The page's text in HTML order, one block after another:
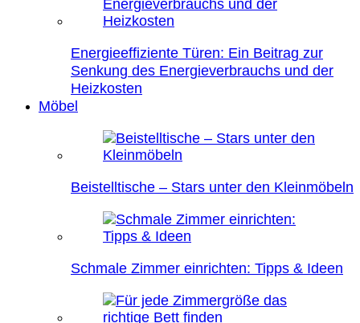
Energieeffiziente Türen: Ein Beitrag zur
Senkung des Energieverbrauchs und der
Heizkosten
Möbel
Beistelltische – Stars unter den Kleinmöbeln
Schmale Zimmer einrichten: Tipps & Ideen